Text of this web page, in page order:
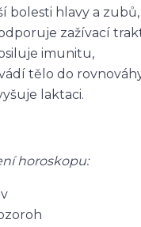
bolesti hlavy a
zažívací
imunitu,
tělo do
laktaci.
horoskopu: